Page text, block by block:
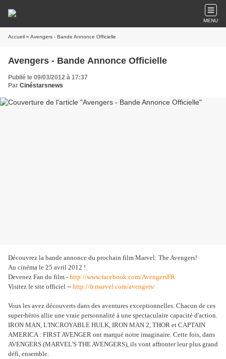
MENU
Accueil » Avengers - Bande Annonce Officielle
Avengers - Bande Annonce Officielle
Publié le 09/03/2012 à 17:37
Par Cinéstarsnews
Découvrez la bande annonce du prochain film Marvel: The Avengers!
Au cinéma le 25 avril 2012 !
Devenez Fan du film - http://www.facebook.com/AvengersFR
Visitez le site officiel -- http://fr.marvel.com/avengers/
Vous les avez découverts dans des aventures exceptionnelles. Chacun de ces
super-héros allie une vraie personnalité à une spectaculaire capacité d'action.
IRON MAN, L'INCROYABLE HULK, IRON MAN 2, THOR et CAPTAIN
AMERICA : FIRST AVENGER ont marqué notre imaginaire. Cette fois, dans
AVENGERS (MARVEL'S THE AVENGERS), ils vont affronter leur plus grand
défi, ensemble.